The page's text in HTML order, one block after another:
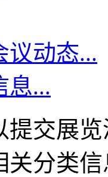
议动态...
息...
提交展
关分类